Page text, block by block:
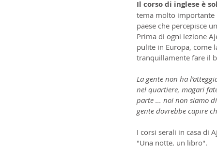
Il corso di inglese è
tema molto importante
paese che percepisce
Prima di ogni lezione
pulite in Europa, come
tranquillamente fare il
La gente non ha
nel quartiere, magari
parte ... noi non siamo
gente dovrebbe capire
I corsi serali in casa di
"Una notte, un libro".